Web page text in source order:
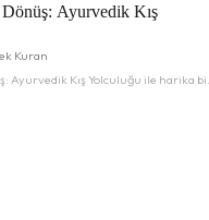
Ayurvedik Kış
Kuran
Ayurvedik Kış Yolculuğu ile harika bir